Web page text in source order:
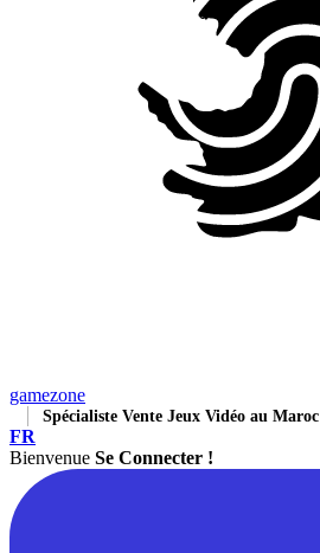
gamezone
Spécialiste Vente Jeux Vidéo au Maroc
FR
Bienvenue Se Connecter !